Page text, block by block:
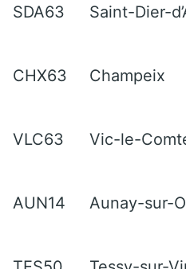
SDA63 Saint-Dier-
CHX63 Champeix
VLC63 Vic-le-
AUN14 Aunay-sur-